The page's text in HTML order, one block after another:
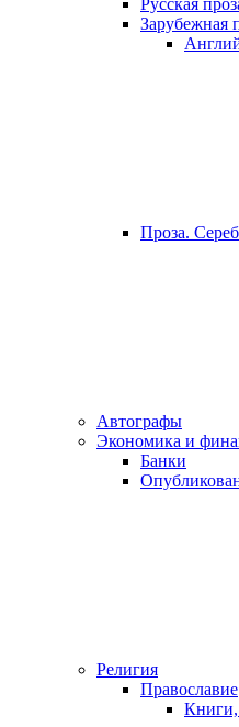
Зарубежная
Проза.
Автографы
Экономика и
Банки
Религия
Православие
Книги,